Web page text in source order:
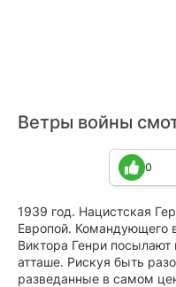
Ветры войны
0
1939 год. Нацистская
Европой.
Виктора Генри
атташе. Рискуя быть
разведанные в самом